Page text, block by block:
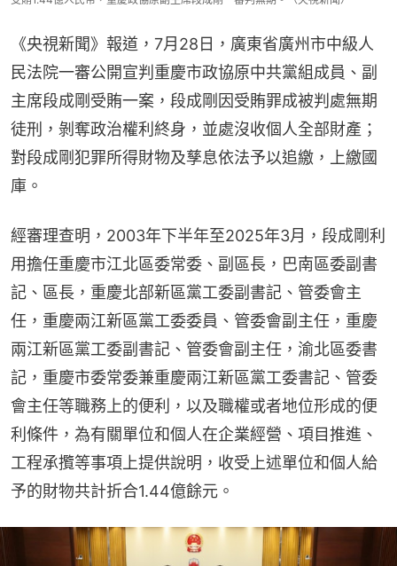
《央視新聞》報道，7月28日，廣東省廣州市中級人
民法院一審公開宣判重慶市政協原中共黨組成員、副
主席段成剛受賄一案，段成剛因受賄罪成被判處無期
徒刑，剝奪政治權利終身，並處沒收個人全部財產；
對段成剛犯罪所得財物及孳息依法予以追繳，上繳國
庫。
經審理查明，2003年下半年至2025年3月，段成剛利
用擔任重慶市江北區委常委、副區長，巴南區委副書
記、區長，重慶北部新區黨工委副書記、管委會主
任，重慶兩江新區黨工委委員、管委會副主任，重慶
兩江新區黨工委副書記、管委會副主任，渝北區委書
記，重慶市委常委兼重慶兩江新區黨工委書記、管委
會主任等職務上的便利，以及職權或者地位形成的便
利條件，為有關單位和個人在企業經營、項目推進、
工程承攬等事項上提供說明，收受上述單位和個人給
予的財物共計折合1.44億餘元。